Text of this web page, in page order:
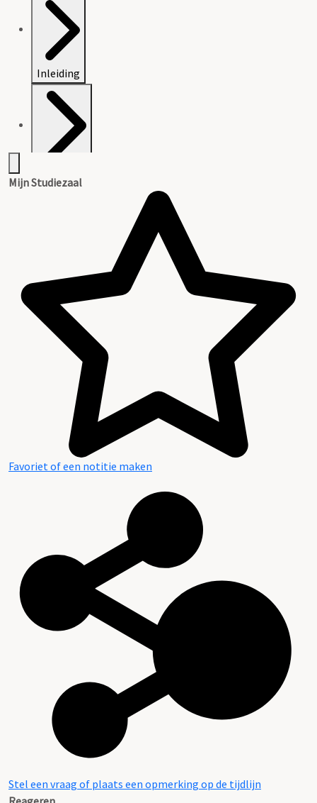
Inleiding
Mijn Studiezaal
Favoriet of een notitie maken
Stel een vraag of plaats een opmerking op de tijdlijn